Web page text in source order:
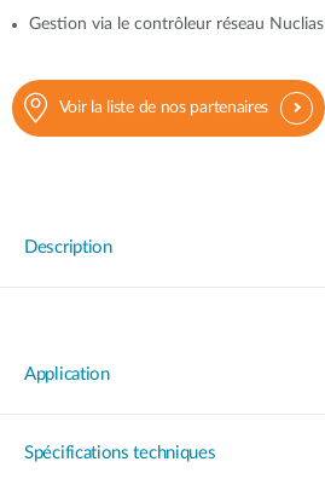
Gestion via le contrôleur réseau Nuclias
Voir la liste de nos partenaires
Description
Application
Spécifications techniques